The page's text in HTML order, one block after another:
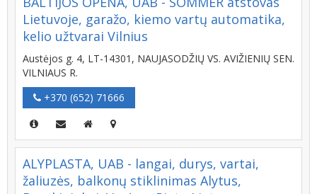
Lietuvoje, garažo, kiemo vartų automatika,
kelio užtvarai Vilnius
Austėjos g. 4, LT-14301, NAUJASODŽIŲ VS. AVIŽIENIŲ SEN.
VILNIAUS R.
+370 (652) 71666
ALYPLASTA, UAB - langai, durys, vartai,
žaliuzės, balkonų stiklinimas Alytus,